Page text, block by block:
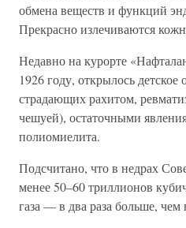
обмена веществ и функций
Прекрасно излечиваются
Недавно на курорте
1926 году, открылось детское
страдающих рахитом,
чешуей), остаточными
полиомиелита.
Подсчитано, что в недрах
менее 50–60 триллионов
газа — в два раза больше,